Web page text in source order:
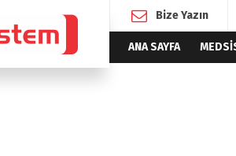
Bize Yazın
ANA SAYFA